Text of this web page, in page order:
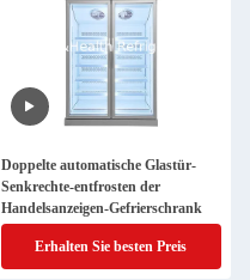
Doppelte automatische Glastür-
Senkrechte-entfrosten der
Handelsanzeigen-Gefrierschrank
Erhalten Sie besten Preis